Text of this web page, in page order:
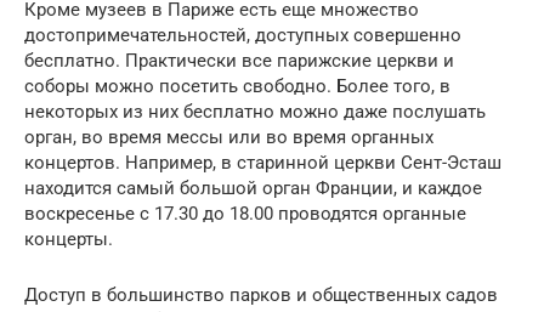
Кроме музеев в Париже есть еще множество
достопримечательностей, доступных совершенно
бесплатно. Практически все парижские церкви и
соборы можно посетить свободно. Более того, в
некоторых из них бесплатно можно даже послушать
орган, во время мессы или во время органных
концертов. Например, в старинной церкви Сент-Эсташ
находится самый большой орган Франции, и каждое
воскресенье с 17.30 до 18.00 проводятся органные
концерты.
Доступ в большинство парков и общественных садов